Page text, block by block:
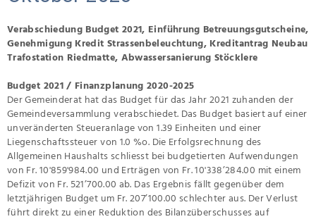
Verabschiedung Budget 2021, Einführung Betreuungsgutscheine,
Genehmigung Kredit Strassenbeleuchtung, Kreditantrag Neubau
Trafostation Riedmatte, Abwassersanierung Stöcklere
Budget 2021 / Finanzplanung 2020-2025
Der Gemeinderat hat das Budget für das Jahr 2021 zuhanden der
Gemeindeversammlung verabschiedet. Das Budget basiert auf einer
unveränderten Steueranlage von 1.39 Einheiten und einer
Liegenschaftssteuer von 1.0 %o. Die Erfolgsrechnung des
Allgemeinen Haushalts schliesst bei budgetierten Aufwendungen
von Fr. 10'859'984.00 und Erträgen von Fr. 10'338’284.00 mit einem
Defizit von Fr. 521’700.00 ab. Das Ergebnis fällt gegenüber dem
letztjährigen Budget um Fr. 207’100.00 schlechter aus. Der Verlust
führt direkt zu einer Reduktion des Bilanzüberschusses auf